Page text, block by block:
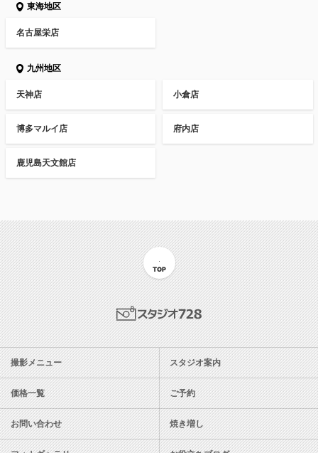
東海地区
名古屋栄店
九州地区
天神店 小倉店
博多マルイ店 府内店
鹿児島天文館店
TOP
スタジオ728
撮影メニュー スタジオ案内
価格一覧 ご予約
お問い合わせ 焼き増し